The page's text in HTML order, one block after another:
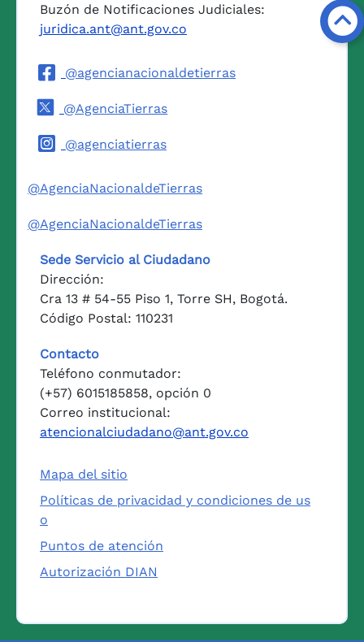
Buzón de Notificaciones Judiciales:
juridica.ant@ant.gov.co
@agencianacionaldetierras
@AgenciaTierras
@agenciatierras
@AgenciaNacionaldeTierras
@AgenciaNacionaldeTierras
Sede Servicio al Ciudadano
Dirección:
Cra 13 # 54-55 Piso 1, Torre SH, Bogotá.
Código Postal: 110231
Contacto
Teléfono conmutador:
(+57) 6015185858, opción 0
Correo institucional:
atencionalciudadano@ant.gov.co
Mapa del sitio
Políticas de privacidad y condiciones de us
o
Puntos de atención
Autorización DIAN